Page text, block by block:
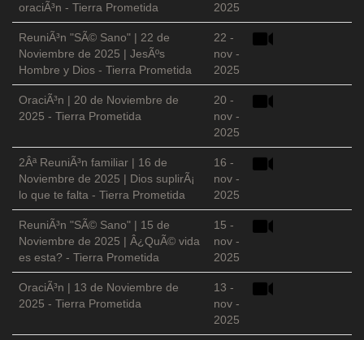
oraciÃ³n - Tierra Prometida
2025
ReuniÃ³n "SÃ© Sano" | 22 de
Noviembre de 2025 | JesÃºs
Hombre y Dios - Tierra Prometida
22 -
nov -
2025
OraciÃ³n | 20 de Noviembre de
2025 - Tierra Prometida
20 -
nov -
2025
2Âª ReuniÃ³n familiar | 16 de
Noviembre de 2025 | Dios suplirÃ¡
lo que te falta - Tierra Prometida
16 -
nov -
2025
ReuniÃ³n "SÃ© Sano" | 15 de
Noviembre de 2025 | Â¿QuÃ© vida
es esta? - Tierra Prometida
15 -
nov -
2025
OraciÃ³n | 13 de Noviembre de
2025 - Tierra Prometida
13 -
nov -
2025